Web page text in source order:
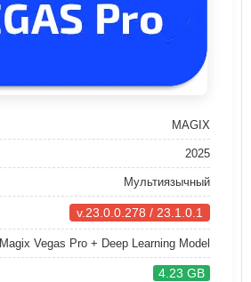
MAGIX
2025
Мультиязычный
v.23.0.0.278 / 23.1.0.1
Magix Vegas Pro + Deep Learning Model
4.23 GB